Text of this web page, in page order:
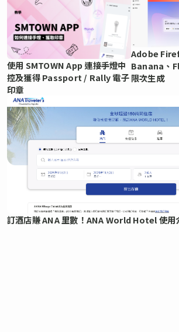
使用 SMTOWN App 連接手燈中
控及獲得 Passport / Rally 電子
印章
Adobe
Banana、
限次生成
訂酒店賺 ANA 里數！ANA World Hotel 使用